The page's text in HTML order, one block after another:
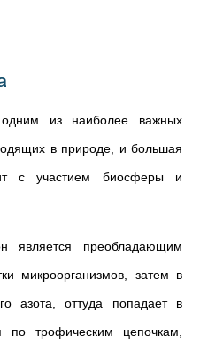
одним из наиболее важных
в природе, и большая
с участием биосферы и
является преобладающим
микроорганизмов, затем в
азота, оттуда попадает в
трофическим цепочкам,